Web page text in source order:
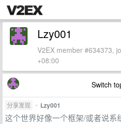
Lzy001
V2EX member #634373,
+08:00
Switch
分享发现 • Lzy001
这个世界好像一个框架/或者说系